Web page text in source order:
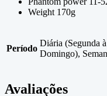
Weight 170g
Período
Diária (Segunda
Domingo),
Avaliações